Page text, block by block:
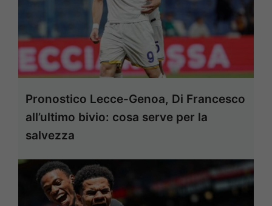
Pronostico Lecce-Genoa, Di Francesco
all’ultimo bivio: cosa serve per la
salvezza